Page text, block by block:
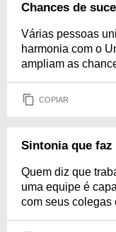
Chances de
Várias pessoas
harmonia com o
ampliam as
COPIAR
Sintonia que
Quem diz que
uma equipe é
com seus colegas